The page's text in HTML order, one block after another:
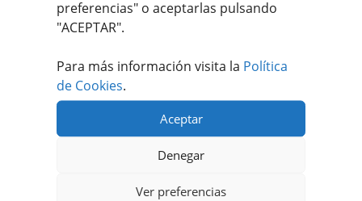
preferencias" o aceptarlas pulsando
"ACEPTAR".
Para más información visita la Política
de Cookies.
Aceptar
Denegar
Ver preferencias
5
Apúntate a nuestro #MEATFANCLUB
Recibe ofertas únicas y exclusivas.
Además podrás disfrutar de contenido